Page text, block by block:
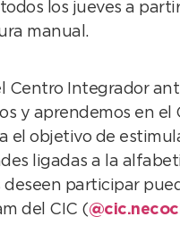
los jueves a
manual.
Centro Integrador
y aprendemos en el
el objetivo de
ligadas a la
deseen participar
del CIC (